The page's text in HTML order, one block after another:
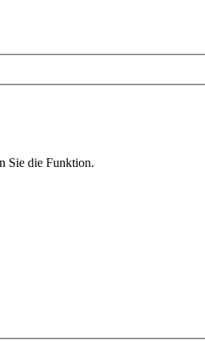
Sie die Funktion.